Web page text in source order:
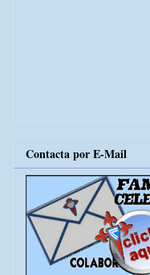
Contacta por E-Mail